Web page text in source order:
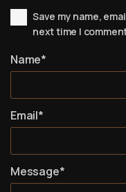
Name*
Email*
Save my name,
next time I
Message*